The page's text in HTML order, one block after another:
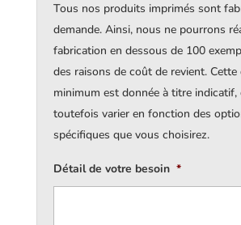
Tous nos produits imprimés sont
demande. Ainsi, nous ne pourrons
fabrication en dessous de 100
des raisons de coût de revient.
minimum est donnée à titre indicatif,
toutefois varier en fonction des
spécifiques que vous choisirez.
Détail de votre besoin *